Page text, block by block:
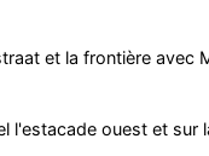
et la frontière avec
ouest et sur